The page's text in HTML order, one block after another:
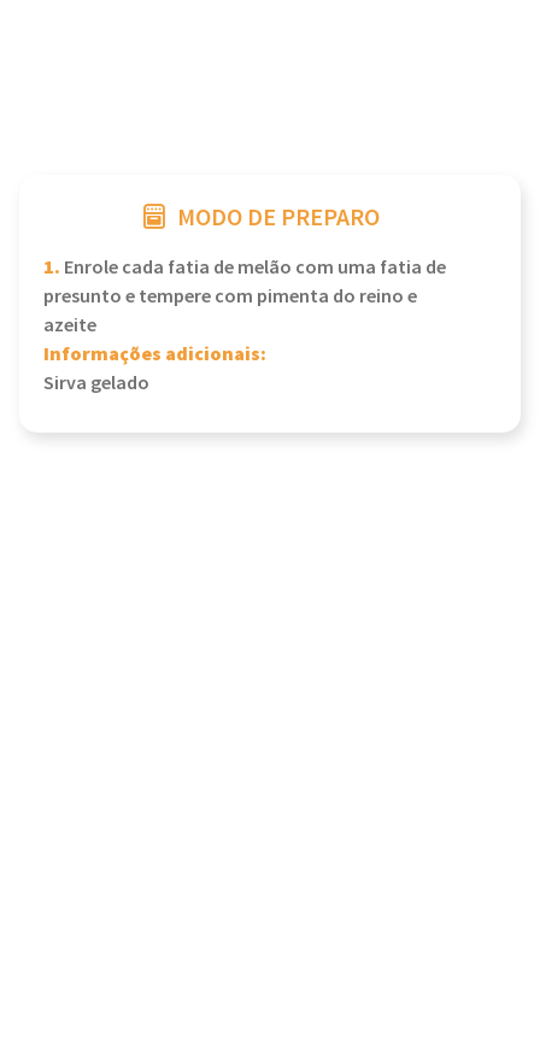
MODO DE PREPARO
1. Enrole cada fatia de melão com uma fatia de
presunto e tempere com pimenta do reino e
azeite
Informações adicionais:
Sirva gelado